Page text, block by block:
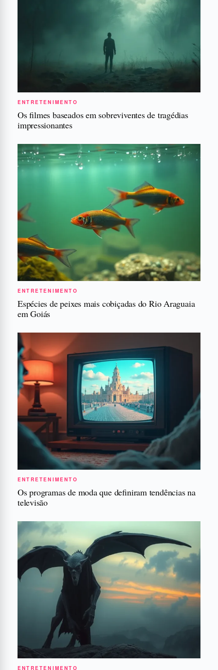
ENTRETENIMENTO
Os filmes baseados em sobreviventes de tragédias
impressionantes
ENTRETENIMENTO
Espécies de peixes mais cobiçadas do Rio Araguaia
em Goiás
ENTRETENIMENTO
Os programas de moda que definiram tendências na
televisão
ENTRETENIMENTO